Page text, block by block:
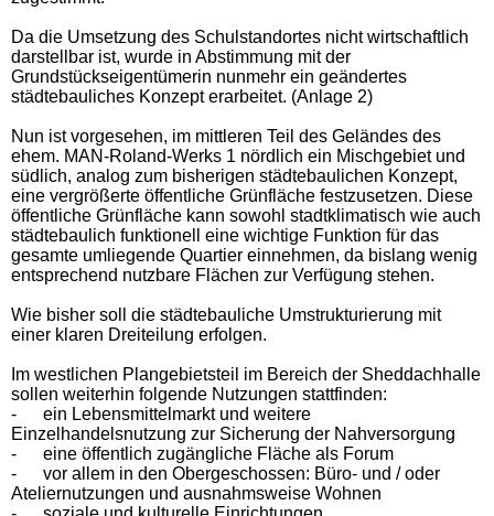
Da die Umsetzung des Schulstandortes nicht wirtschaftlich
darstellbar ist, wurde in Abstimmung mit der
Grundstückseigentümerin nunmehr ein geändertes
städtebauliches Konzept erarbeitet. (Anlage 2)
Nun ist vorgesehen, im mittleren Teil des Geländes des
ehem. MAN-Roland-Werks 1 nördlich ein Mischgebiet und
südlich, analog zum bisherigen städtebaulichen Konzept,
eine vergrößerte öffentliche Grünfläche festzusetzen. Diese
öffentliche Grünfläche kann sowohl stadtklimatisch wie auch
städtebaulich funktionell eine wichtige Funktion für das
gesamte umliegende Quartier einnehmen, da bislang wenig
entsprechend nutzbare Flächen zur Verfügung stehen.
Wie bisher soll die städtebauliche Umstrukturierung mit
einer klaren Dreiteilung erfolgen.
Im westlichen Plangebietsteil im Bereich der Sheddachhalle
sollen weiterhin folgende Nutzungen stattfinden:
-
ein Lebensmittelmarkt und weitere
Einzelhandelsnutzung zur Sicherung der Nahversorgung
-
eine öffentlich zugängliche Fläche als Forum
-
vor allem in den Obergeschossen: Büro- und / oder
Ateliernutzungen und ausnahmsweise Wohnen